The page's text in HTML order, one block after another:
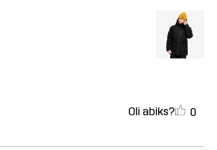
Oli abiks? 0